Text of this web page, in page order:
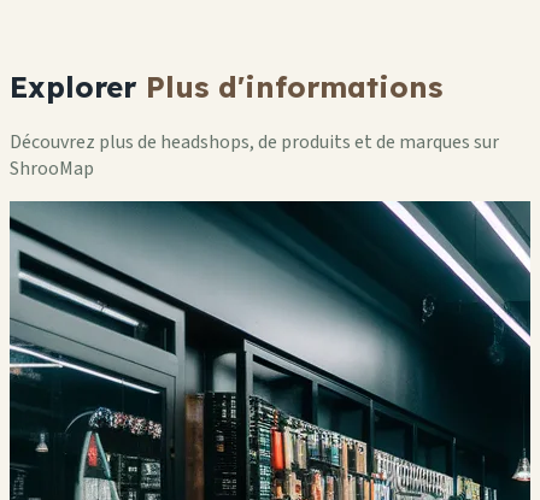
Explorer Plus d'informations
Découvrez plus de headshops, de produits et de marques sur
ShrooMap